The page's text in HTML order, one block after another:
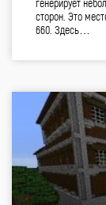
генерирует
сторон. Это
660. Здесь…